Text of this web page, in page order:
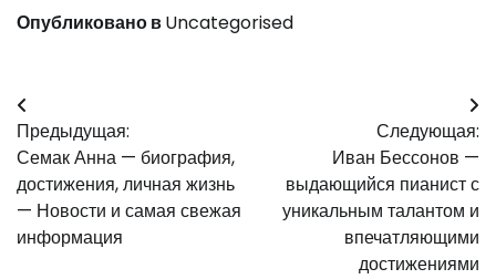
Опубликовано вUncategorised
Навигация
по
записям
Предыдущая:
Семак Анна — биография,
достижения, личная жизнь
— Новости и самая свежая
информация
Следующая:
Иван Бессонов —
выдающийся пианист с
уникальным талантом и
впечатляющими
достижениями